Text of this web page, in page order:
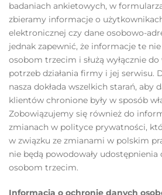
badaniach ankietowych, w
zbieramy informacje o
elektronicznej czy dane osobowo-
jednak zapewnić, że informacje te
osobom trzecim i służą wyłącznie
potrzeb działania firmy i jej serwisu.
nasza dokłada wszelkich starań, aby
klientów chronione były w sposób
Zobowiązujemy się również do
zmianach w polityce prywatności,
w związku ze zmianami w polskim
nie będą powodowały
osobom trzecim.
Informacja o ochronie danych